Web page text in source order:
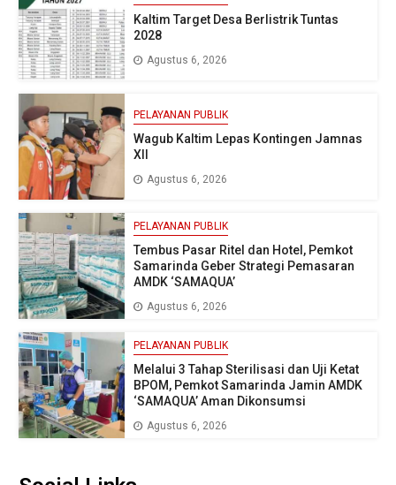
Kaltim Target Desa Berlistrik Tuntas
2028
Agustus 6, 2026
PELAYANAN PUBLIK
Wagub Kaltim Lepas Kontingen Jamnas
XII
Agustus 6, 2026
PELAYANAN PUBLIK
Tembus Pasar Ritel dan Hotel, Pemkot
Samarinda Geber Strategi Pemasaran
AMDK ‘SAMAQUA’
Agustus 6, 2026
PELAYANAN PUBLIK
Melalui 3 Tahap Sterilisasi dan Uji Ketat
BPOM, Pemkot Samarinda Jamin AMDK
‘SAMAQUA’ Aman Dikonsumsi
Agustus 6, 2026